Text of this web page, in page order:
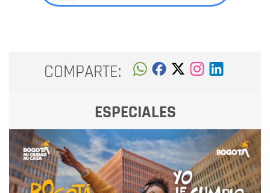
COMPARTE:
ESPECIALES